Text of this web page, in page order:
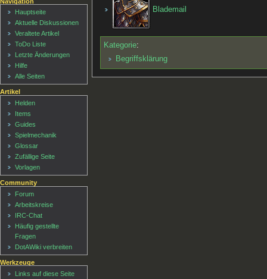
Blademail
Kategorie:
Begriffsklärung
Hauptseite
Aktuelle Diskussionen
Veraltete Artikel
ToDo Liste
Letzte Änderungen
Hilfe
Alle Seiten
Artikel
Helden
Items
Guides
Spielmechanik
Glossar
Zufällige Seite
Vorlagen
Community
Forum
Arbeitskreise
IRC-Chat
Häufig gestellte
Fragen
DotAWiki verbreiten
Werkzeuge
Links auf diese Seite